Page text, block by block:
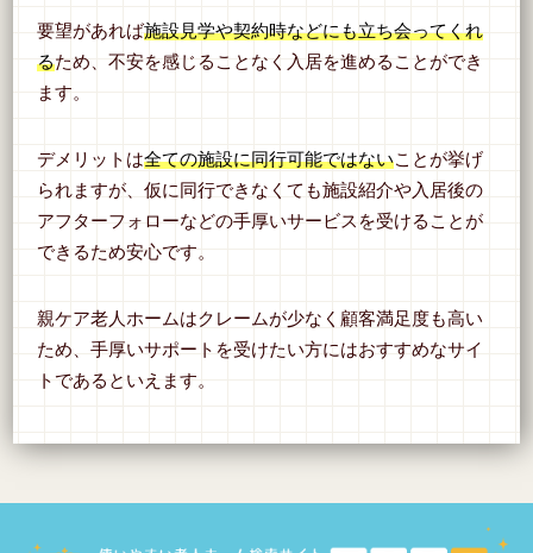
要望があれば施設見学や契約時などにも立ち会ってくれ
るため、不安を感じることなく入居を進めることができ
ます。
デメリットは全ての施設に同行可能ではないことが挙げ
られますが、仮に同行できなくても施設紹介や入居後の
アフターフォローなどの手厚いサービスを受けることが
できるため安心です。
親ケア老人ホームはクレームが少なく顧客満足度も高い
ため、手厚いサポートを受けたい方にはおすすめなサイ
トであるといえます。